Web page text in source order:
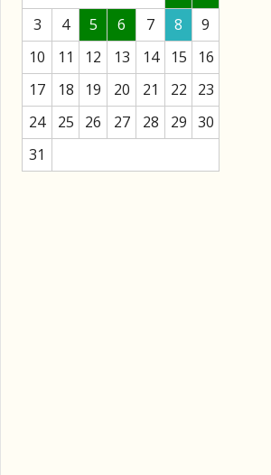
3
4 5 6 7 8
9
10
11 12 13 14 15
16
17
18 19 20 21 22
23
24
25 26 27 28 29 30
31